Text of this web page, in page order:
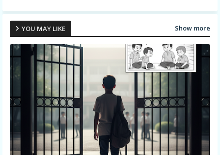
YOU MAY LIKE Show more